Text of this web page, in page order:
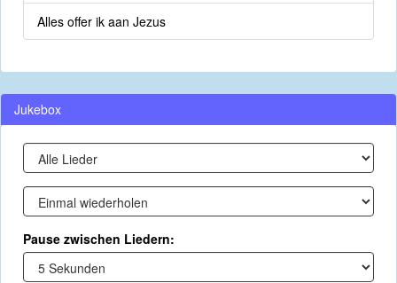
Alles offer ik aan Jezus
Jukebox
Pause zwischen Liedern: